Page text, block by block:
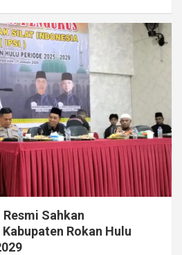
Resmi Sahkan
Rokan Hulu